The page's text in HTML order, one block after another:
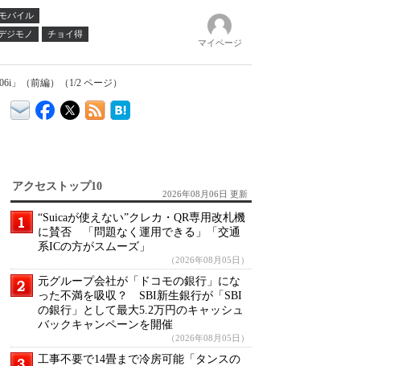
バイル
ジモノ
チョイ得
マイページ
」（前編）（1/2 ページ）
アクセストップ10
2026年08月06日 更新
“Suicaが使えない”クレカ・QR専用改札機
に賛否 「問題なく運用できる」「交通
系ICの方がスムーズ」
（2026年08月05日）
元グループ会社が「ドコモの銀行」にな
った不満を吸収？ SBI新生銀行が「SBI
の銀行」として最大5.2万円のキャッシュ
バックキャンペーンを開催
（2026年08月05日）
工事不要で14畳まで冷房可能「タンスの